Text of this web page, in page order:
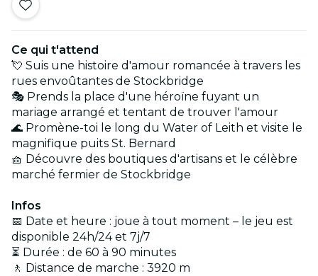
Ce qui t'attend
💘 Suis une histoire d'amour romancée à travers les
rues envoûtantes de Stockbridge
🎭 Prends la place d'une héroïne fuyant un
mariage arrangé et tentant de trouver l'amour
🌊 Promène-toi le long du Water of Leith et visite le
magnifique puits St. Bernard
🧺 Découvre des boutiques d'artisans et le célèbre
marché fermier de Stockbridge
Infos
📅 Date et heure : joue à tout moment – le jeu est
disponible 24h/24 et 7j/7
⏳ Durée : de 60 à 90 minutes
🚶 Distance de marche : 3920 m